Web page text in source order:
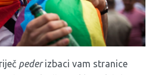
pederizbaci vam stranice